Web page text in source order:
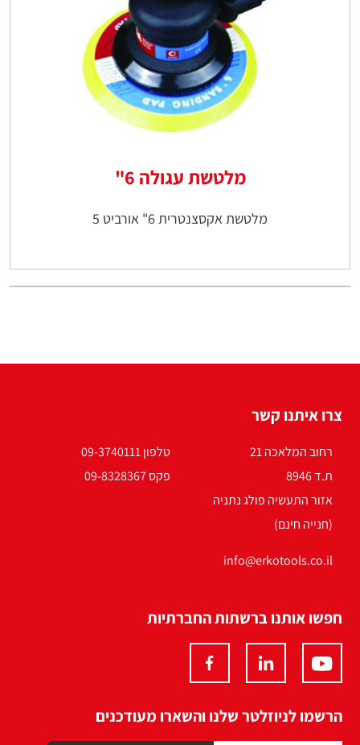
מלטשת עגולה 6"
מלטשת אקסצנטרית 6" אורביט 5
צרו איתנו קשר
רחוב המלאכה 21
ת.ד 8946
אזור התעשיה פולג נתניה
(חנייה חינם)
טלפון 09-3740111
פקס 09-8328367
info@erkotools.co.il
חפשו אותנו ברשתות החברתיות
הרשמו לניוזלטר שלנו והשארו מעודכנים